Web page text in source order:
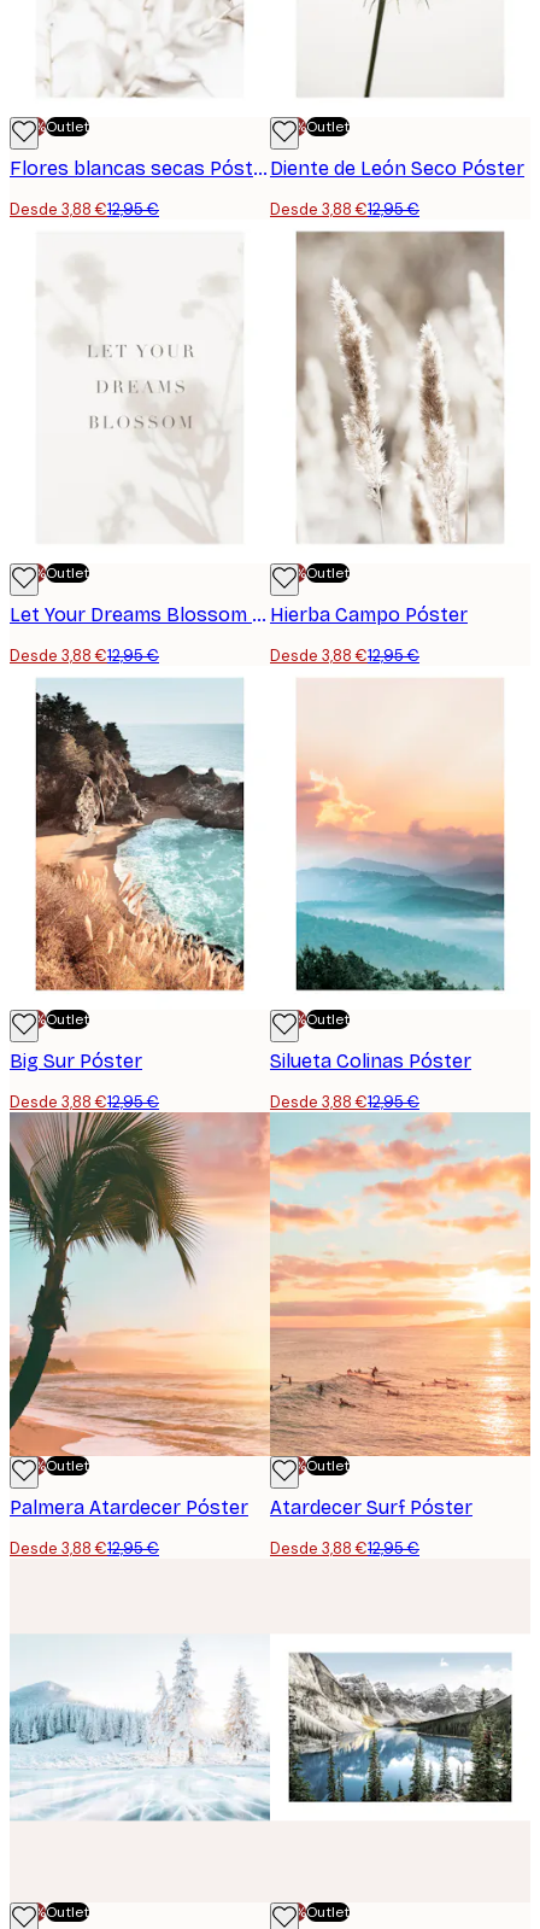
-70%Outlet
Flores blancas secas Póster
Desde 3,88 €12,95 €
-70%Outlet
Diente de León Seco Póster
Desde 3,88 €12,95 €
-70%Outlet
Let Your Dreams Blossom Póster
Desde 3,88 €12,95 €
-70%Outlet
Hierba Campo Póster
Desde 3,88 €12,95 €
-70%Outlet
Big Sur Póster
Desde 3,88 €12,95 €
-70%Outlet
Silueta Colinas Póster
Desde 3,88 €12,95 €
-70%Outlet
Palmera Atardecer Póster
Desde 3,88 €12,95 €
-70%Outlet
Atardecer Surf Póster
Desde 3,88 €12,95 €
-70%Outlet -70%Outlet